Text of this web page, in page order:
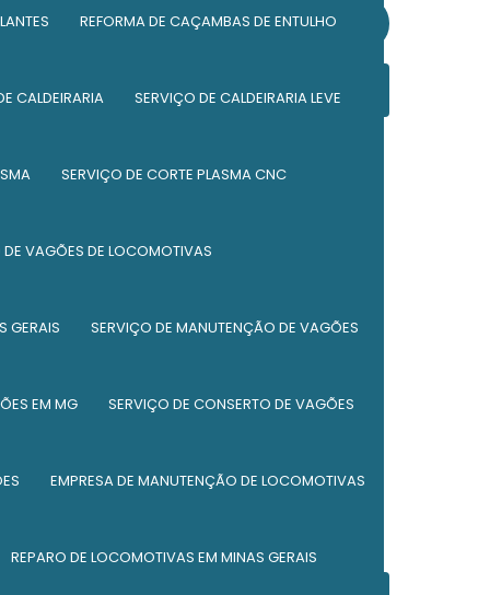
REFORMA DE CAÇAMBAS DE ENTULHO
CALDEIRARIA SERVIÇO DE CALDEIRARIA LEVE
SERVIÇO DE CORTE PLASMA CNC
VAGÕES DE LOCOMOTIVAS
GERAIS SERVIÇO DE MANUTENÇÃO DE VAGÕES
EM MG SERVIÇO DE CONSERTO DE VAGÕES
EMPRESA DE MANUTENÇÃO DE LOCOMOTIVAS
REPARO DE LOCOMOTIVAS EM MINAS GERAIS
Solicite um orçamento
Informações
Empresa de caldeiraria
Fabricação de caldeiraria
Manutenção de equipamento ferroviário